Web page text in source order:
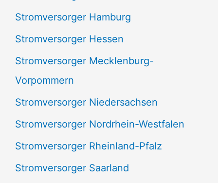
Stromversorger Hamburg
Stromversorger Hessen
Stromversorger Mecklenburg-
Vorpommern
Stromversorger Niedersachsen
Stromversorger Nordrhein-Westfalen
Stromversorger Rheinland-Pfalz
Stromversorger Saarland